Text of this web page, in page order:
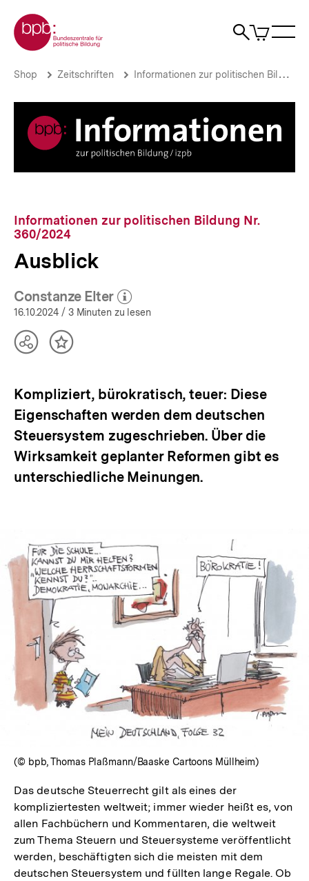
zum
Seiteninhalt
springen
Zur Startseite der bpb
Suche
Artikel
im
Ausblick
bpb.de
Brotkrümelnavigation
Pfadnavigation
Shop Zeitschriften Informationen zur politischen Bildung
Informationen zur politischen Bildung Nr.
360/2024
Ausblick
Constanze Elter
(Mehr zum Autor)
öffnen
16.10.2024 / 3 Minuten zu lesen
TeilenInhalt
Kompliziert, bürokratisch, teuer: Diese
Eigenschaften werden dem deutschen
Steuersystem zugeschrieben. Über die
Wirksamkeit geplanter Reformen gibt es
unterschiedliche Meinungen.
In
Lightbox
öffnen
(© bpb, Thomas Plaßmann/Baaske Cartoons Müllheim)
Das deutsche Steuerrecht gilt als eines der
kompliziertesten weltweit; immer wieder heißt es, von
allen Fachbüchern und Kommentaren, die weltweit
zum Thema Steuern und Steuersysteme veröffentlicht
werden, beschäftigten sich die meisten mit dem
deutschen Steuersystem und füllten lange Regale. Ob